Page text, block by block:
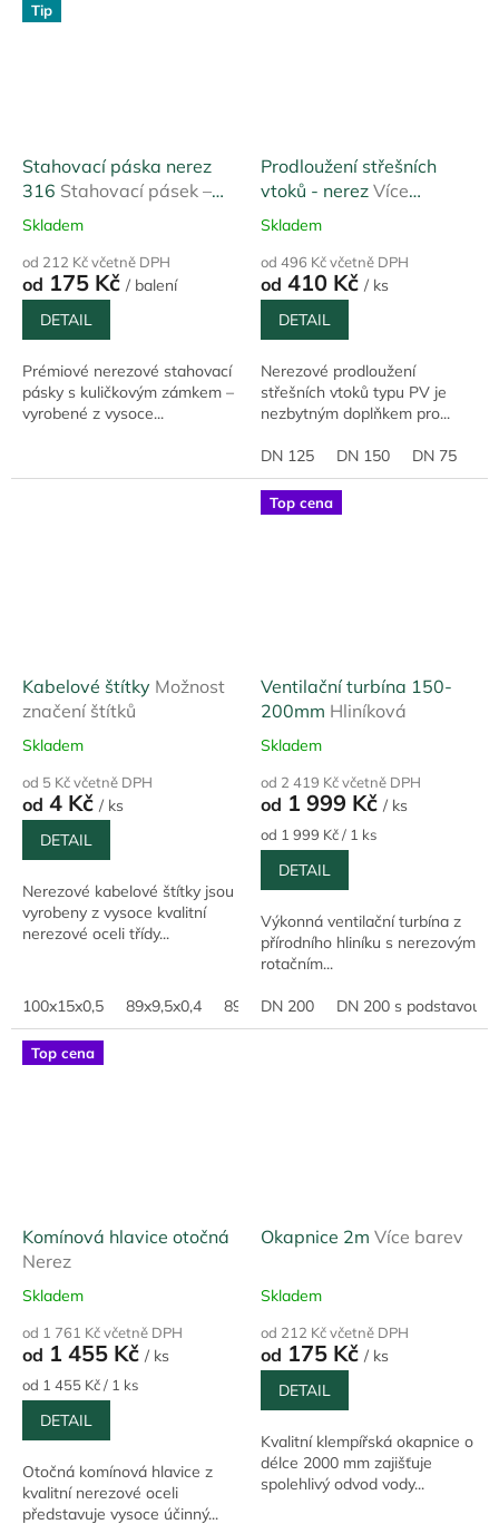
Tip
Stahovací páska nerez
316 Stahovací pásek –
nerezová ocel AISI 316
Skladem
od 212 Kč včetně DPH
od 175 Kč / balení
DETAIL
Prémiové nerezové stahovací
pásky s kuličkovým zámkem –
vyrobené z vysoce...
Prodloužení střešních
vtoků - nerez Více
rozměrů
Skladem
od 496 Kč včetně DPH
od 410 Kč / ks
DETAIL
Nerezové prodloužení
střešních vtoků typu PV je
nezbytným doplňkem pro...
DN 125 DN 150 DN 75
Kabelové štítky Možnost
značení štítků
Skladem
od 5 Kč včetně DPH
od 4 Kč / ks
DETAIL
Nerezové kabelové štítky jsou
vyrobeny z vysoce kvalitní
nerezové oceli třídy...
100x15x0,5 89x9,5x0,4 89x19x0,4 120x19x0,4
Top cena
Ventilační turbína 150-
200mm Hliníková
Skladem
od 2 419 Kč včetně DPH
od 1 999 Kč / ks
Měrná
cena:
od 1 999 Kč / 1 ks
DETAIL
Výkonná ventilační turbína z
přírodního hliníku s nerezovým
rotačním...
DN 200 DN 200 s podstavou
Top cena
Komínová hlavice otočná
Nerez
Skladem
od 1 761 Kč včetně DPH
od 1 455 Kč / ks
Měrná
cena:
od 1 455 Kč / 1 ks
DETAIL
Otočná komínová hlavice z
kvalitní nerezové oceli
představuje vysoce účinný...
Okapnice 2m Více barev
Skladem
od 212 Kč včetně DPH
od 175 Kč / ks
DETAIL
Kvalitní klempířská okapnice o
délce 2000 mm zajišťuje
spolehlivý odvod vody...